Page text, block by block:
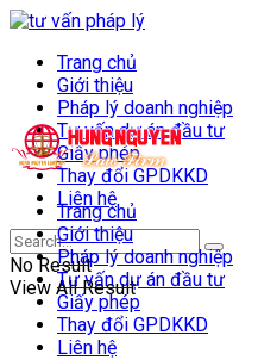
Trang chủ
Giới thiệu
Pháp lý doanh nghiệp
Tư vấn dự án đầu tư
Giấy phép
Thay đổi GPDKKD
Liên hệ
No Result
View All Result
Trang chủ
Giới thiệu
Pháp lý doanh nghiệp
Tư vấn dự án đầu tư
Giấy phép
Thay đổi GPDKKD
Liên hệ